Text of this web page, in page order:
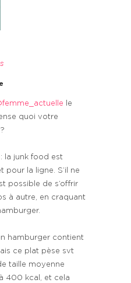
le
quoi votre
la junk food est
pour la ligne. S’il ne
possible de s’offrir
à autre, en craquant
hamburger contient
ce plat pèse svt
taille moyenne
400 kcal, et cela